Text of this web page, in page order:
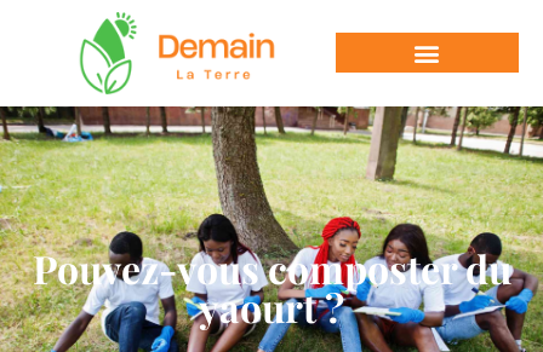
Pouvez-vous composter du
yaourt ?